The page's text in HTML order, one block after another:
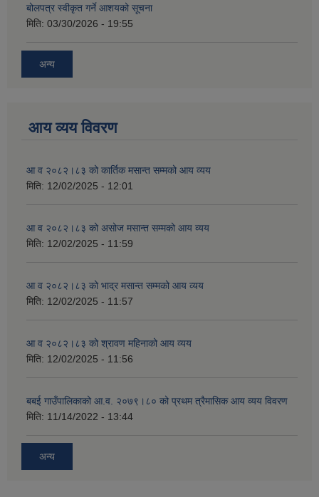
बोलपत्र स्वीकृत गर्ने आशयको सूचना
मिति: 03/30/2026 - 19:55
अन्य
आय व्यय विवरण
आ व २०८२।८३ को कार्तिक मसान्त सम्मको आय व्यय
मिति: 12/02/2025 - 12:01
आ व २०८२।८३ को असोज मसान्त सम्मको आय व्यय
मिति: 12/02/2025 - 11:59
आ व २०८२।८३ को भाद्र मसान्त सम्मको आय व्यय
मिति: 12/02/2025 - 11:57
आ व २०८२।८३ को श्रावण महिनाको आय व्यय
मिति: 12/02/2025 - 11:56
बबई गाउँपालिकाको आ.व. २०७९।८० को प्रथम त्रैमासिक आय व्यय विवरण
मिति: 11/14/2022 - 13:44
अन्य